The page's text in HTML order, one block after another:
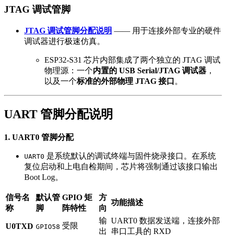
JTAG 调试管脚
JTAG 调试管脚分配说明 —— 用于连接外部专业的硬件
调试器进行极速仿真。
ESP32-S31 芯片内部集成了两个独立的 JTAG 调试
物理源：一个内置的 USB Serial/JTAG 调试器 ，
以及一个标准的外部物理 JTAG 接口 。
UART 管脚分配说明
1. UART0 管脚分配
UART0 是系统默认的调试终端与固件烧录接口。在系统
复位启动和上电自检期间，芯片将强制通过该接口输出
Boot Log。
信号名
称
默认管
脚
GPIO 矩
阵特性
方
向
功能描述
U0TXD GPIO58 受限
输
出
UART0 数据发送端，连接外部
串口工具的 RXD